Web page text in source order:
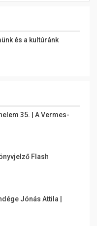
és a kultúránk
35. | A Vermes-
Flash
Jónás Attila |